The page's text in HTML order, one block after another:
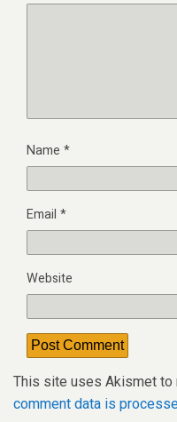
Name *
Email *
Website
This site uses Akismet to
comment data is